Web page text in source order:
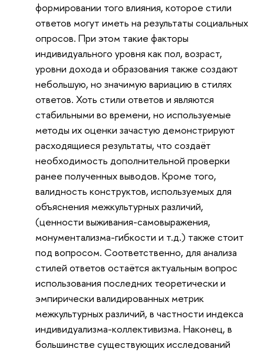
формировании того влияния, которое стили
ответов могут иметь на результаты социальных
опросов. При этом такие факторы
индивидуального уровня как пол, возраст,
уровни дохода и образования также создают
небольшую, но значимую вариацию в стилях
ответов. Хоть стили ответов и являются
стабильными во времени, но используемые
методы их оценки зачастую демонстрируют
расходящиеся результаты, что создаёт
необходимость дополнительной проверки
ранее полученных выводов. Кроме того,
валидность конструктов, используемых для
объяснения межкультурных различий,
(ценности выживания-самовыражения,
монументализма-гибкости и т.д.) также стоит
под вопросом. Соответственно, для анализа
стилей ответов остаётся актуальным вопрос
использования последних теоретически и
эмпирически валидированных метрик
межкультурных различий, в частности индекса
индивидуализма-коллективизма. Наконец, в
большинстве существующих исследований